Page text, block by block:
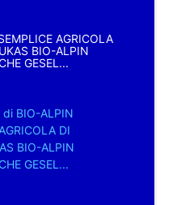
AGRICOLA
BIO-ALPIN
GESEL...
BIO-ALPIN
DI
BIO-ALPIN
GESEL...